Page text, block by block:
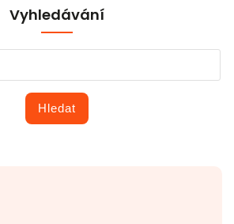
Vyhledávání
Hledat